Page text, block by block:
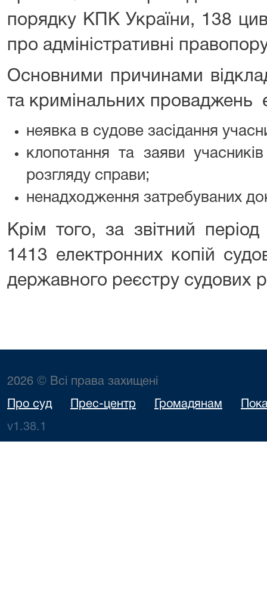
порядку КПК України, 138
про адміністративні
Основними причинами
та кримінальних проваджень
неявка в судове засідання
клопотання та заяви
розгляду справи;
ненадходження затребуваних
Крім того, за звітний
1413 електронних копій
державного реєстру судових
2026 © Всі права захищені
Про суд Прес-центр Громадянам
v1.38.1